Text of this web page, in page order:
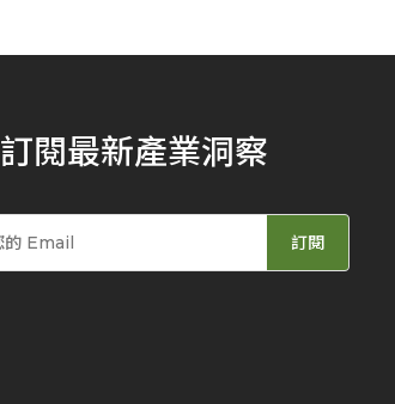
訂閱最新產業洞察
訂閱